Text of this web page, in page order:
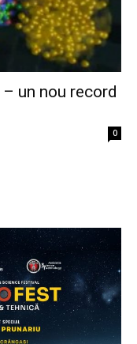
un nou record
0